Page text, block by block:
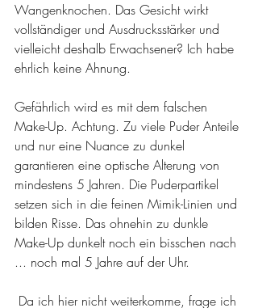
Wangenknochen. Das Gesicht wirkt
vollständiger und Ausdrucksstärker und
vielleicht deshalb Erwachsener? Ich habe
ehrlich keine Ahnung.
Gefährlich wird es mit dem falschen
Make-Up. Achtung. Zu viele Puder Anteile
und nur eine Nuance zu dunkel
garantieren eine optische Alterung von
mindestens 5 Jahren. Die Puderpartikel
setzen sich in die feinen Mimik-Linien und
bilden Risse. Das ohnehin zu dunkle
Make-Up dunkelt noch ein bisschen nach
... noch mal 5 Jahre auf der Uhr.